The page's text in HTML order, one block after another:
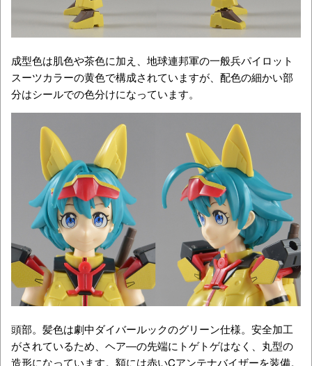
成型色は肌色や茶色に加え、地球連邦軍の一般兵パイロット
スーツカラーの黄色で構成されていますが、配色の細かい部
分はシールでの色分けになっています。
頭部。髪色は劇中ダイバールックのグリーン仕様。安全加工
がされているため、ヘア―の先端にトゲトゲはなく、丸型の
造形になっています。額には赤いCアンテナバイザーを装備。